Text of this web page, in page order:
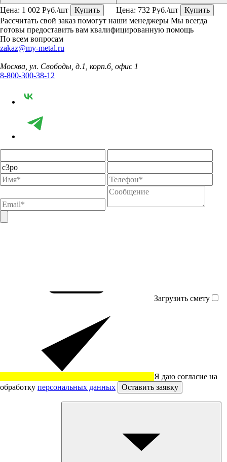
Цена: 1 002 Руб./шт Купить Цена: 732 Руб./шт
Купить
Рассчитать свой заказ помогут наши менеджеры Мы всегда
готовы предоставить вам квалифицированную помощь
По всем вопросам
zakaz@my-metal.ru
Москва, ул. Свободы, д.1, корп.6, офис 1
8-800-300-38-12
Загрузить смету
Я даю согласие на
обработку персональных данных Оставить заявку